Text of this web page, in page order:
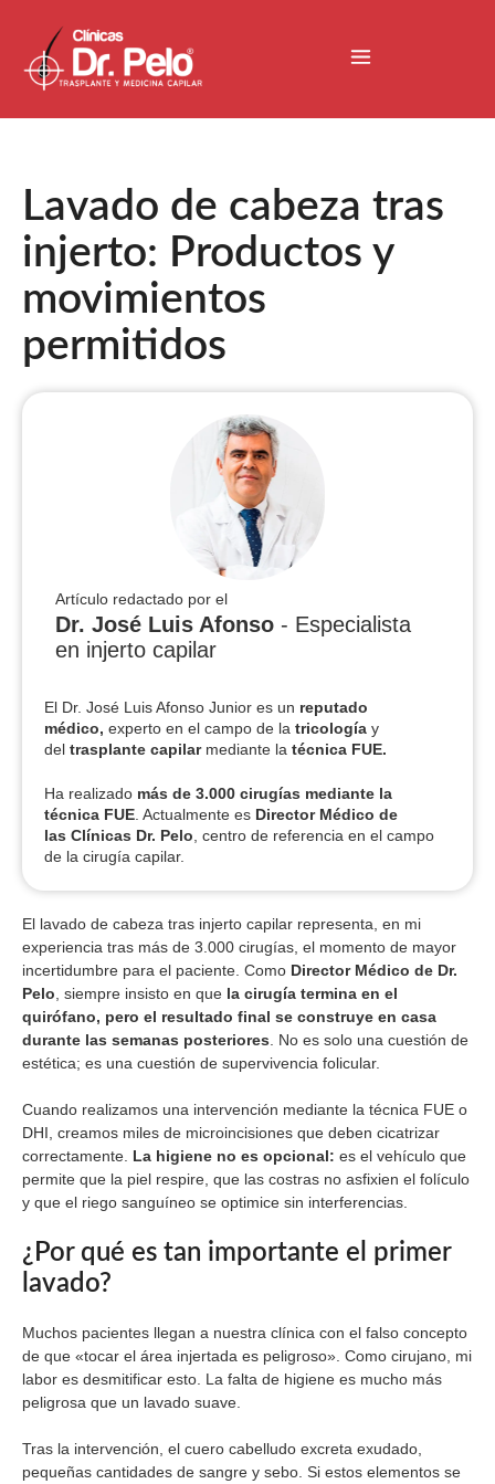
Lavado de cabeza tras
injerto: Productos y
movimientos
permitidos
Artículo redactado por el
Dr. José Luis Afonso - Especialista
en injerto capilar
El Dr. José Luis Afonso Junior es un reputado
médico, experto en el campo de la tricología y
del trasplante capilar mediante la técnica FUE.
Ha realizado más de 3.000 cirugías mediante la
técnica FUE . Actualmente es Director Médico de
las Clínicas Dr. Pelo , centro de referencia en el campo
de la cirugía capilar.
El lavado de cabeza tras injerto capilar representa, en mi
experiencia tras más de 3.000 cirugías, el momento de mayor
incertidumbre para el paciente. Como Director Médico de Dr.
Pelo , siempre insisto en que la cirugía termina en el
quirófano, pero el resultado final se construye en casa
durante las semanas posteriores . No es solo una cuestión de
estética; es una cuestión de supervivencia folicular.
Cuando realizamos una intervención mediante la técnica FUE o
DHI, creamos miles de microincisiones que deben cicatrizar
correctamente. La higiene no es opcional: es el vehículo que
permite que la piel respire, que las costras no asfixien el folículo
y que el riego sanguíneo se optimice sin interferencias.
¿Por qué es tan importante el primer
lavado?
Muchos pacientes llegan a nuestra clínica con el falso concepto
de que «tocar el área injertada es peligroso». Como cirujano, mi
labor es desmitificar esto. La falta de higiene es mucho más
peligrosa que un lavado suave.
Tras la intervención, el cuero cabelludo excreta exudado,
pequeñas cantidades de sangre y sebo. Si estos elementos se